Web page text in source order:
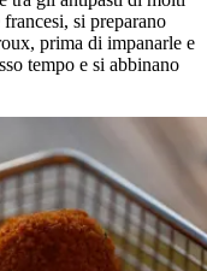
si preparano
prima di impanarle e
tempo e si abbinano